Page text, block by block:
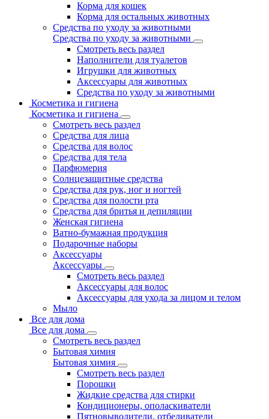
Корма для кошек
Корма для остальных животных
Средства по уходу за животными
Средства по уходу за животными
Смотреть весь раздел
Наполнители для туалетов
Игрушки для животных
Аксессуары для животных
Средства по уходу за животными
Косметика и гигиена
Косметика и гигиена
Смотреть весь раздел
Средства для лица
Средства для волос
Средства для тела
Парфюмерия
Солнцезащитные средства
Средства для рук, ног и ногтей
Средства для полости рта
Средства для бритья и депиляции
Женская гигиена
Ватно-бумажная продукция
Подарочные наборы
Аксессуары
Аксессуары
Смотреть весь раздел
Аксессуары для волос
Аксессуары для ухода за лицом и телом
Мыло
Все для дома
Все для дома
Смотреть весь раздел
Бытовая химия
Бытовая химия
Смотреть весь раздел
Порошки
Жидкие средства для стирки
Кондиционеры, ополаскиватели
Пятновыводители, отбеливатели